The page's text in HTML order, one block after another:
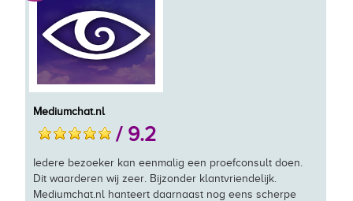
Mediumchat.nl
/ 9.2
Iedere bezoeker kan eenmalig een proefconsult doen.
Dit waarderen wij zeer. Bijzonder klantvriendelijk.
Mediumchat.nl hanteert daarnaast nog eens scherpe